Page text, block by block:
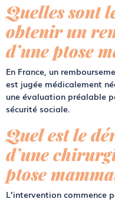
Quelles sont
obtenir un
d’une ptose
En France, un
est jugée médicalement
une évaluation préalable
sécurité sociale.
Quel est le
d’une
ptose
L’intervention commence